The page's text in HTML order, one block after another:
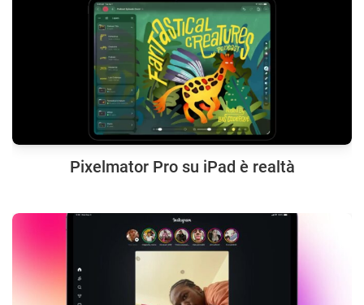
Pixelmator Pro su iPad è realtà